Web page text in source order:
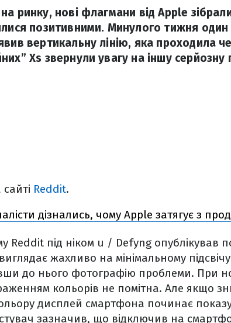
ринку, нові флагмани від Apple зібрали
позитивними. Минулого тижня один
вертикальну лінію, яка проходила
Xs звернули увагу на іншу
Reddit.
дізнались, чому Apple затягує з
Reddit під ніком u / Defyng опублікував
жахливо на мінімальному
до нього фотографію проблеми. При
кольорів не помітна. Але якщо
дисплей смартфона починає
зазначив, що відключив на